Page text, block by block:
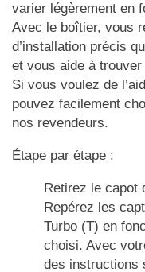
varier légèrement en
Avec le boîtier, vous
d’installation précis
et vous aide à
Si vous voulez de
pouvez facilement
nos revendeurs.
Étape par étape :
Retirez le capot
Repérez les
Turbo (T) en
choisi. Avec
des instructions